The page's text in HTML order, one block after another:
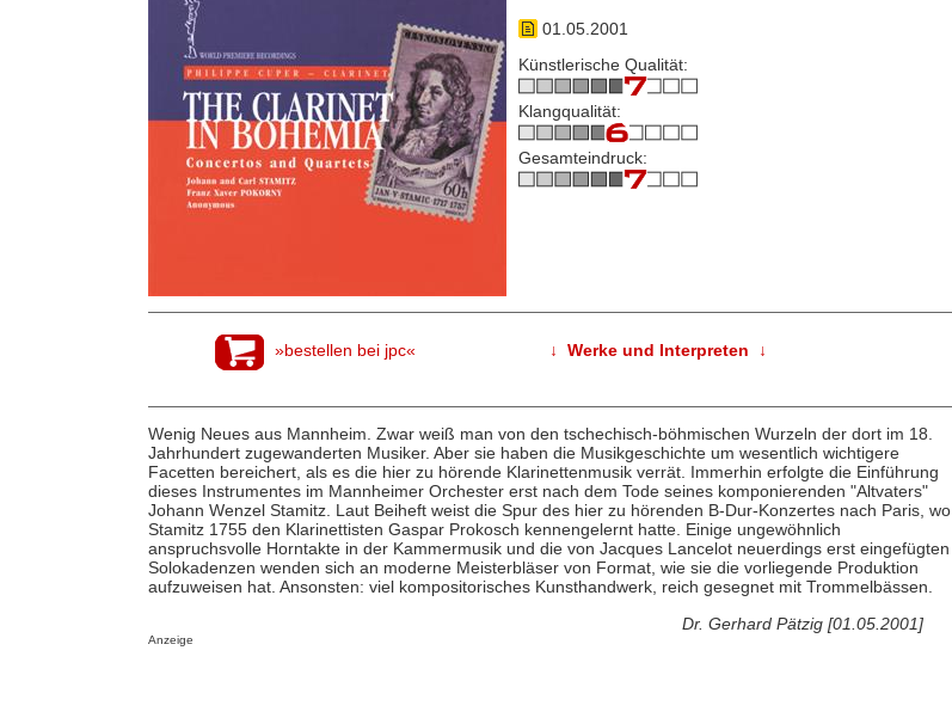
01.05.2001
Künstlerische Qualität:
Klangqualität:
Gesamteindruck:
»bestellen bei jpc« ↓ Werke und Interpreten ↓
Wenig Neues aus Mannheim. Zwar weiß man von den tschechisch-böhmischen Wurzeln der dort im 18.
Jahrhundert zugewanderten Musiker. Aber sie haben die Musikgeschichte um wesentlich wichtigere
Facetten bereichert, als es die hier zu hörende Klarinettenmusik verrät. Immerhin erfolgte die Einführung
dieses Instrumentes im Mannheimer Orchester erst nach dem Tode seines komponierenden "Altvaters"
Johann Wenzel Stamitz. Laut Beiheft weist die Spur des hier zu hörenden B-Dur-Konzertes nach Paris, wo
Stamitz 1755 den Klarinettisten Gaspar Prokosch kennengelernt hatte. Einige ungewöhnlich
anspruchsvolle Horntakte in der Kammermusik und die von Jacques Lancelot neuerdings erst eingefügten
Solokadenzen wenden sich an moderne Meisterbläser von Format, wie sie die vorliegende Produktion
aufzuweisen hat. Ansonsten: viel kompositorisches Kunsthandwerk, reich gesegnet mit Trommelbässen.
Dr. Gerhard Pätzig [01.05.2001]
Anzeige